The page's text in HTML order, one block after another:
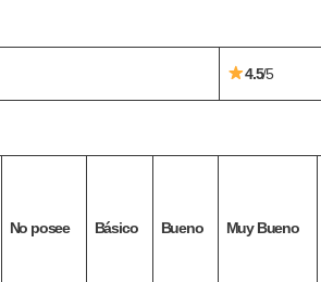
4.5/5
No posee Básico Bueno Muy Bueno